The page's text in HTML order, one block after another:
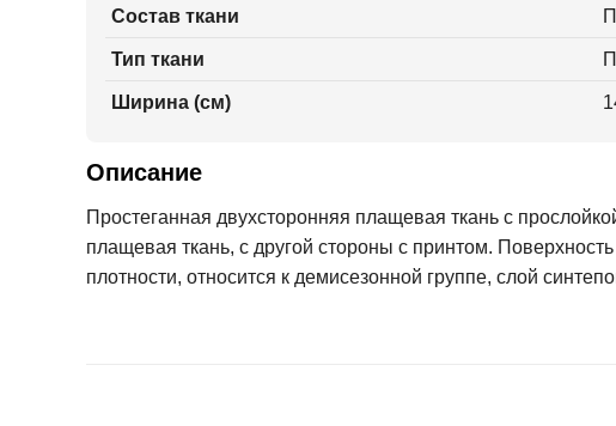
Состав ткани
Тип ткани
Ширина (см)
Описание
Простеганная двухсторонняя плащевая ткань с
плащевая ткань, с другой стороны с принтом.
плотности, относится к демисезонной группе, слой